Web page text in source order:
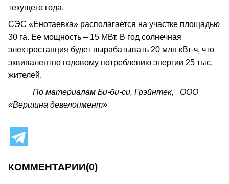
текущего года.
СЭС «Енотаевка» располагается на участке площадью
30 га. Ее мощность – 15 МВт. В год солнечная
электростанция будет вырабатывать 20 млн кВт-ч, что
эквивалентно годовому потреблению энергии 25 тыс.
жителей.
По материалам Би-би-си, Грэйнтек, ООО
«Вершина девелопмент»
КОММЕНТАРИИ(0)